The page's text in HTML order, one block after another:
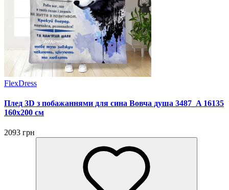
FlexDress
Плед 3D з побажаннями для сина Вовча душа 3487_A 16135
160х200 см
2093 грн